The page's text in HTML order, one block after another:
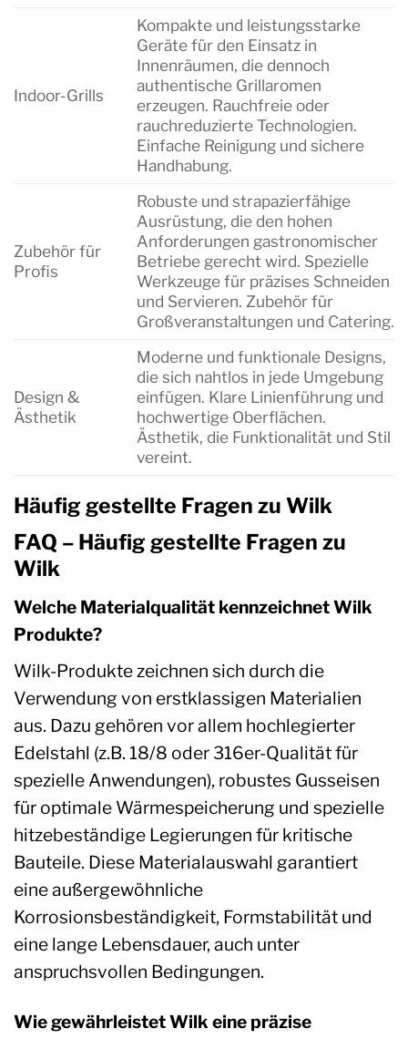
Indoor-Grills
Kompakte und leistungsstarke
Geräte für den Einsatz in
Innenräumen, die dennoch
authentische Grillaromen
erzeugen. Rauchfreie oder
rauchreduzierte Technologien.
Einfache Reinigung und sichere
Handhabung.
Zubehör für
Profis
Robuste und strapazierfähige
Ausrüstung, die den hohen
Anforderungen gastronomischer
Betriebe gerecht wird. Spezielle
Werkzeuge für präzises Schneiden
und Servieren. Zubehör für
Großveranstaltungen und Catering.
Design &
Ästhetik
Moderne und funktionale Designs,
die sich nahtlos in jede Umgebung
einfügen. Klare Linienführung und
hochwertige Oberflächen.
Ästhetik, die Funktionalität und Stil
vereint.
Häufig gestellte Fragen zu Wilk
FAQ – Häufig gestellte Fragen zu
Wilk
Welche Materialqualität kennzeichnet Wilk
Produkte?
Wilk-Produkte zeichnen sich durch die
Verwendung von erstklassigen Materialien
aus. Dazu gehören vor allem hochlegierter
Edelstahl (z.B. 18/8 oder 316er-Qualität für
spezielle Anwendungen), robustes Gusseisen
für optimale Wärmespeicherung und spezielle
hitzebeständige Legierungen für kritische
Bauteile. Diese Materialauswahl garantiert
eine außergewöhnliche
Korrosionsbeständigkeit, Formstabilität und
eine lange Lebensdauer, auch unter
anspruchsvollen Bedingungen.
Wie gewährleistet Wilk eine präzise